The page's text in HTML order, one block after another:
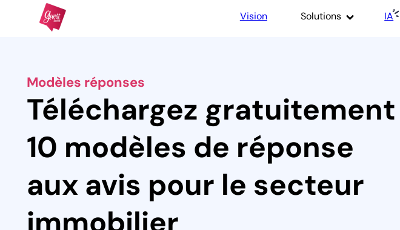
Vision Solutions IA
Modèles réponses
Téléchargez gratuitement
10 modèles de réponse
aux avis pour le secteur